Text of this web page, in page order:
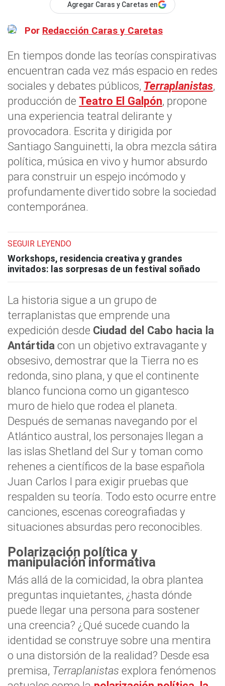
Agregar Caras y Caretas en
Por Redacción Caras y Caretas
En tiempos donde las teorías conspirativas
encuentran cada vez más espacio en redes
sociales y debates públicos, Terraplanistas,
producción de Teatro El Galpón, propone
una experiencia teatral delirante y
provocadora. Escrita y dirigida por
Santiago Sanguinetti, la obra mezcla sátira
política, música en vivo y humor absurdo
para construir un espejo incómodo y
profundamente divertido sobre la sociedad
contemporánea.
SEGUIR LEYENDO
Workshops, residencia creativa y grandes
invitados: las sorpresas de un festival soñado
La historia sigue a un grupo de
terraplanistas que emprende una
expedición desde Ciudad del Cabo hacia la
Antártida con un objetivo extravagante y
obsesivo, demostrar que la Tierra no es
redonda, sino plana, y que el continente
blanco funciona como un gigantesco
muro de hielo que rodea el planeta.
Después de semanas navegando por el
Atlántico austral, los personajes llegan a
las islas Shetland del Sur y toman como
rehenes a científicos de la base española
Juan Carlos I para exigir pruebas que
respalden su teoría. Todo esto ocurre entre
canciones, escenas coreografiadas y
situaciones absurdas pero reconocibles.
Polarización política y
manipulación informativa
Más allá de la comicidad, la obra plantea
preguntas inquietantes, ¿hasta dónde
puede llegar una persona para sostener
una creencia? ¿Qué sucede cuando la
identidad se construye sobre una mentira
o una distorsión de la realidad? Desde esa
premisa, Terraplanistas explora fenómenos